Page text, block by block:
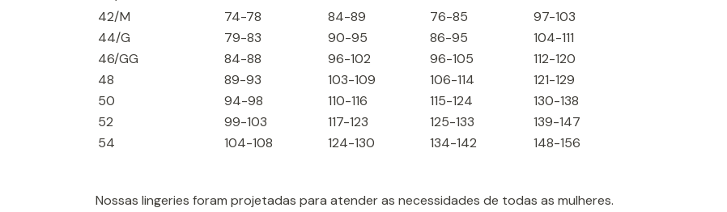
42/M
74-78 84-89 76-85
97-103
44/G
79-83 90-95 86-95
104-111
46/GG
84-88 96-102 96-105
112-120
48
89-93 103-109 106-114
121-129
50
94-98 110-116 115-124
130-138
52
99-103 117-123 125-133
139-147
54
104-108 124-130 134-142 148-156
Nossas lingeries foram projetadas para atender as necessidades de todas as mulheres.